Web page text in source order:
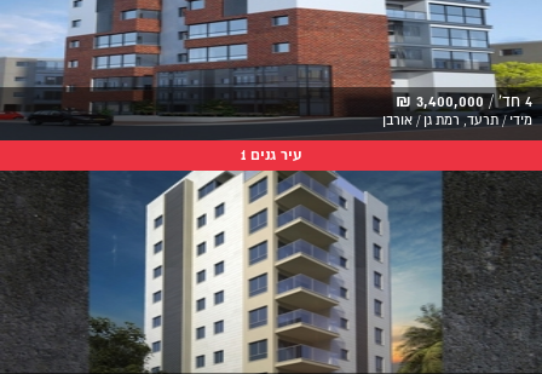
4 חד' / 3,400,000 ₪
מידי / תרעד, רמת גן / אורבן
עיר גנים 1